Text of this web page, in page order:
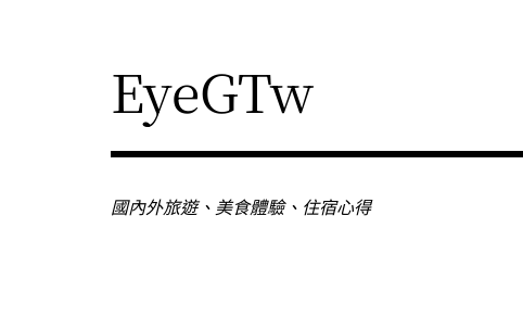
EyeGTw
國內外旅遊、美食體驗、住宿心得